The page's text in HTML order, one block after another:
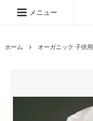
メニュー
ホーム オーガニック 子供用